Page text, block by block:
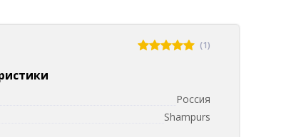
(1)
Россия
Shampurs